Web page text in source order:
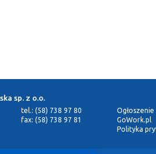
sp. z o.o.
tel.: (58) 738 97 80
fax: (58) 738 97 81
GoWork.pl
Polityka